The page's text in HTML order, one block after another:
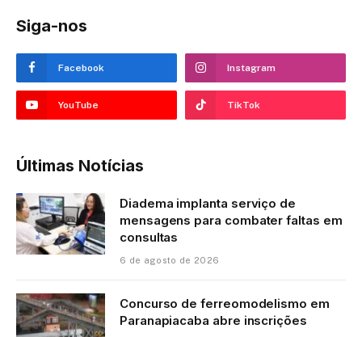
Siga-nos
Facebook Instagram
YouTube TikTok
Últimas Notícias
Diadema implanta serviço de
mensagens para combater faltas em
consultas
6 de agosto de 2026
Concurso de ferreomodelismo em
Paranapiacaba abre inscrições